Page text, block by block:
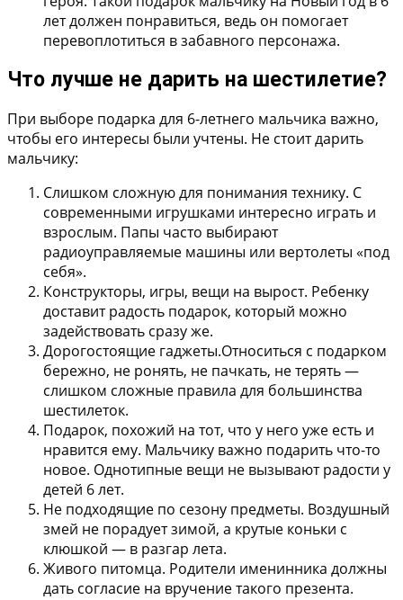
лет должен понравиться, ведь он помогает
перевоплотиться в забавного персонажа.
Что лучше не дарить на шестилетие?
При выборе подарка для 6-летнего мальчика важно,
чтобы его интересы были учтены. Не стоит дарить
мальчику:
Слишком сложную для понимания технику. С
современными игрушками интересно играть и
взрослым. Папы часто выбирают
радиоуправляемые машины или вертолеты «под
себя».
Конструкторы, игры, вещи на вырост. Ребенку
доставит радость подарок, который можно
задействовать сразу же.
Дорогостоящие гаджеты.Относиться с подарком
бережно, не ронять, не пачкать, не терять —
слишком сложные правила для большинства
шестилеток.
Подарок, похожий на тот, что у него уже есть и
нравится ему. Мальчику важно подарить что-то
новое. Однотипные вещи не вызывают радости у
детей 6 лет.
Не подходящие по сезону предметы. Воздушный
змей не порадует зимой, а крутые коньки с
клюшкой — в разгар лета.
Живого питомца. Родители именинника должны
дать согласие на вручение такого презента.